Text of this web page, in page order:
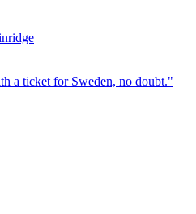
a ticket for Sweden, no doubt."